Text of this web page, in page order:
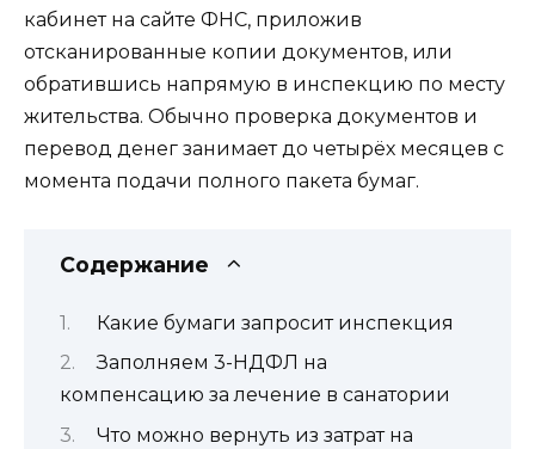
кабинет на сайте ФНС, приложив
отсканированные копии документов, или
обратившись напрямую в инспекцию по месту
жительства. Обычно проверка документов и
перевод денег занимает до четырёх месяцев с
момента подачи полного пакета бумаг.
Содержание
Какие бумаги запросит инспекция
Заполняем 3-НДФЛ на
компенсацию за лечение в санатории
Что можно вернуть из затрат на